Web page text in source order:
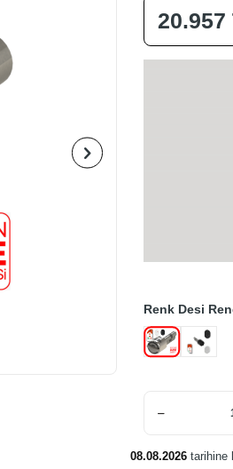
20.957
Renk Desi
08.08.2026 tarihine